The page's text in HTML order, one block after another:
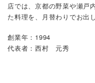
店では、京都の野菜や瀬戸
た料理を、月替わりでお出
創業年：1994
代表者：西村 元秀